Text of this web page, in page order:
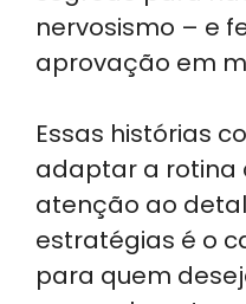
nervosismo – e
aprovação em
Essas histórias
adaptar a rotina
atenção ao
estratégias é o
para quem